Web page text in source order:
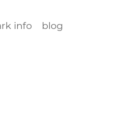
info blog